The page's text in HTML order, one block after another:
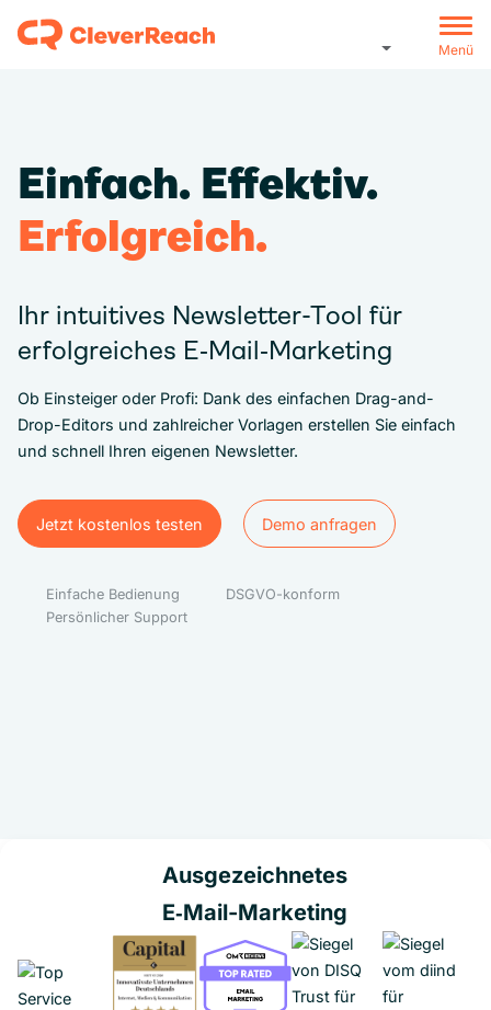
Menü
Einfach. Effektiv.
Erfolgreich.
Ihr intuitives Newsletter-Tool für
erfolgreiches E‑Mail‑Marketing
Ob Einsteiger oder Profi: Dank des einfachen Drag-and-
Drop-Editors und zahlreicher Vorlagen erstellen Sie einfach
und schnell Ihren eigenen Newsletter.
Jetzt kostenlos testen
Jetzt kostenlos testen
Demo anfragen
Demo anfragen
Einfache Bedienung
DSGVO-konform
Persönlicher Support
Ausgezeichnetes
E‑Mail-Marketing